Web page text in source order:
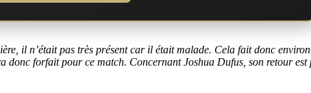
il n’était pas très présent car il était malade. Cela fait donc
forfait pour ce match. Concernant Joshua Dufus, son retour